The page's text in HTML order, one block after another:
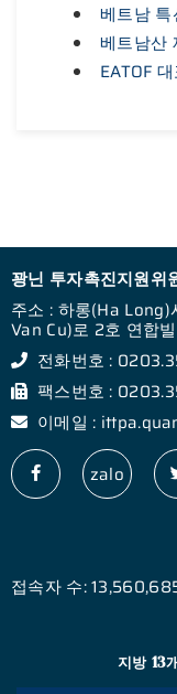
베트남
베트남산
EATOF
꽝닌 투자촉진지원위
주소 : 하롱(Ha
Van Cu)로 2호 연합
전화번호 :
팩스번호 :
이메일 :
zalo
접속자 수:
지방 13